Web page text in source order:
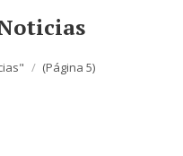
(Página 5)